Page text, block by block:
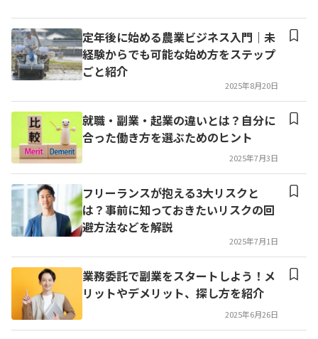
定年後に始める農業ビジネス入門｜未
経験からでも可能な始め方をステップ
ごと紹介
2025年8月20日
就職・副業・起業の違いとは？自分に
合った働き方を選ぶためのヒント
2025年7月3日
フリーランスが抱える3大リスクと
は？事前に知っておきたいリスクの回
避方法などを解説
2025年7月1日
業務委託で副業をスタートしよう！メ
リットやデメリット、探し方を紹介
2025年6月26日